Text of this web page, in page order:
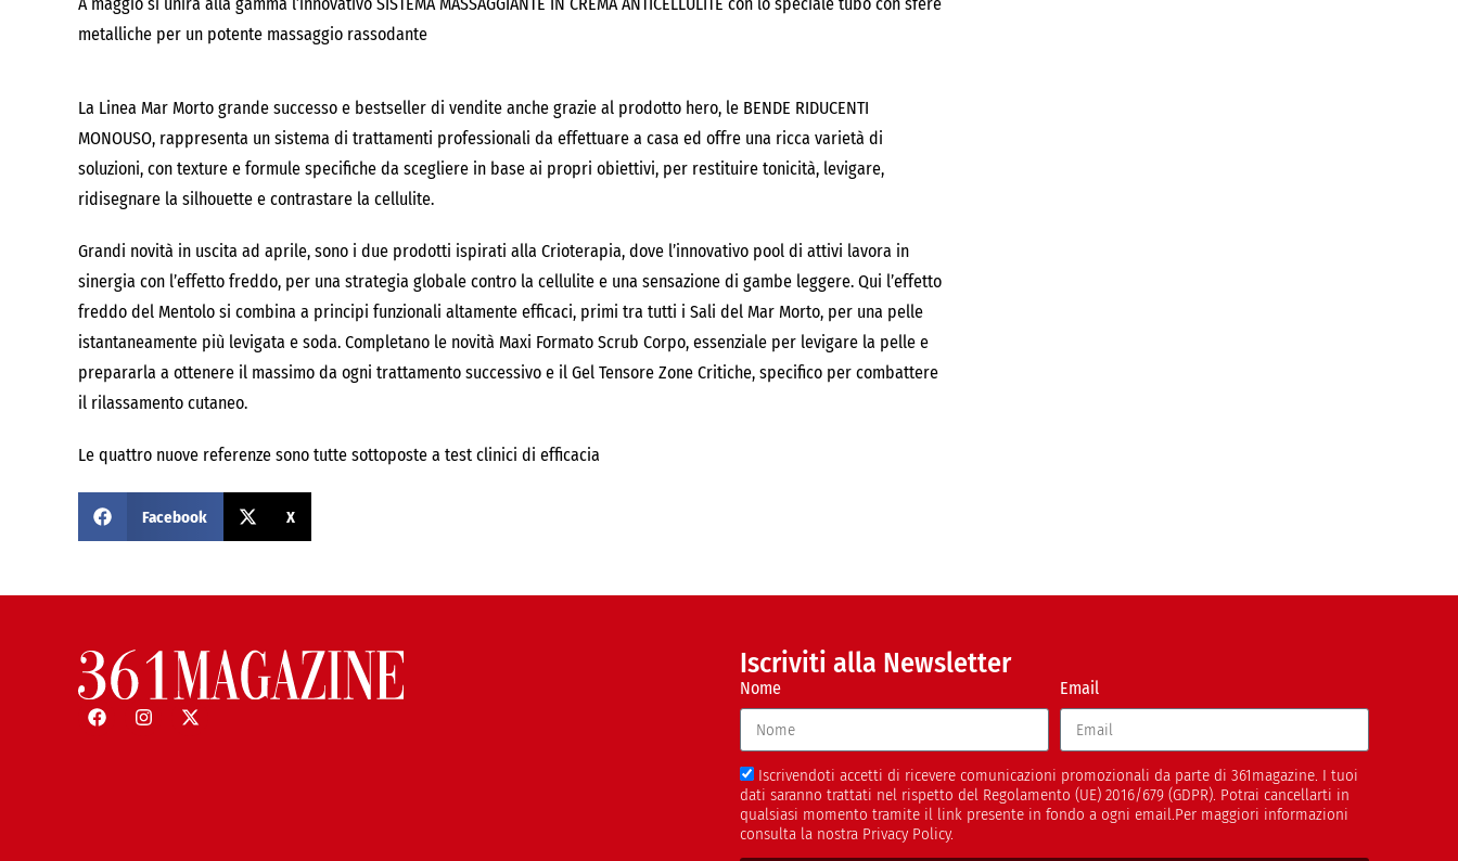
metalliche per un potente massaggio rassodante
La Linea Mar Morto grande successo e bestseller di vendite anche grazie al prodotto hero, le BENDE RIDUCENTI
MONOUSO, rappresenta un sistema di trattamenti professionali da effettuare a casa ed offre una ricca varietà di
soluzioni, con texture e formule specifiche da scegliere in base ai propri obiettivi, per restituire tonicità, levigare,
ridisegnare la silhouette e contrastare la cellulite.
Grandi novità in uscita ad aprile, sono i due prodotti ispirati alla Crioterapia, dove l’innovativo pool di attivi lavora in
sinergia con l’effetto freddo, per una strategia globale contro la cellulite e una sensazione di gambe leggere. Qui l’effetto
freddo del Mentolo si combina a principi funzionali altamente efficaci, primi tra tutti i Sali del Mar Morto, per una pelle
istantaneamente più levigata e soda. Completano le novità Maxi Formato Scrub Corpo, essenziale per levigare la pelle e
prepararla a ottenere il massimo da ogni trattamento successivo e il Gel Tensore Zone Critiche, specifico per combattere
il rilassamento cutaneo.
Le quattro nuove referenze sono tutte sottoposte a test clinici di efficacia
Facebook X
Iscriviti alla Newsletter
Nome Email
Iscrivendoti accetti di ricevere comunicazioni promozionali da parte di 361magazine. I tuoi
dati saranno trattati nel rispetto del Regolamento (UE) 2016/679 (GDPR). Potrai cancellarti in
qualsiasi momento tramite il link presente in fondo a ogni email.Per maggiori informazioni
consulta la nostra Privacy Policy.